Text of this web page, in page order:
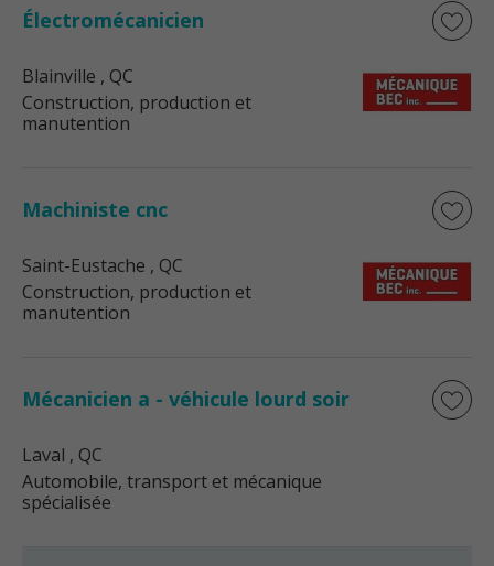
Électromécanicien
Blainville , QC
Construction, production et
manutention
Machiniste cnc
Saint-Eustache , QC
Construction, production et
manutention
Mécanicien a - véhicule lourd soir
Laval , QC
Automobile, transport et mécanique
spécialisée